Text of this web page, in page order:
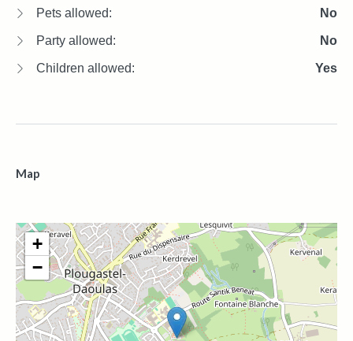
Pets allowed: No
Party allowed: No
Children allowed: Yes
Map
+
−